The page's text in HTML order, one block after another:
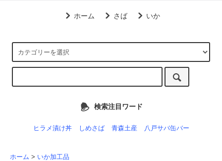
ホーム さば いか
検索注目ワード
ヒラメ漬け丼 しめさば 青森土産 八戸サバ缶バー
ホーム > いか加工品